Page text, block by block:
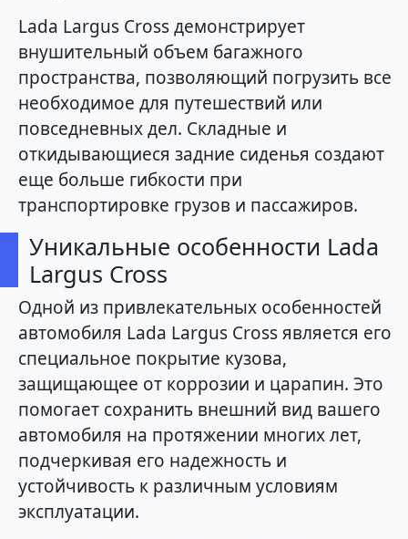
Lada Largus Cross демонстрирует
внушительный объем багажного
пространства, позволяющий погрузить все
необходимое для путешествий или
повседневных дел. Складные и
откидывающиеся задние сиденья создают
еще больше гибкости при
транспортировке грузов и пассажиров.
Уникальные особенности Lada
Largus Cross
Одной из привлекательных особенностей
автомобиля Lada Largus Cross является его
специальное покрытие кузова,
защищающее от коррозии и царапин. Это
помогает сохранить внешний вид вашего
автомобиля на протяжении многих лет,
подчеркивая его надежность и
устойчивость к различным условиям
эксплуатации.